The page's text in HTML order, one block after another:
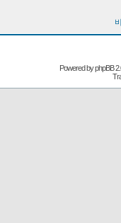
Powered byphpBB